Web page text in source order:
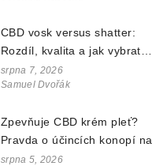
CBD vosk versus shatter:
Rozdíl, kvalita a jak vybrat
správný koncentrát
srpna 7, 2026
Samuel Dvořák
Zpevňuje CBD krém pleť?
Pravda o účincích konopí na
vrásky a pružnost
srpna 5, 2026